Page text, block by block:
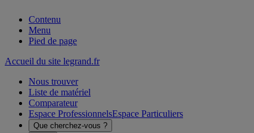
Contenu
Menu
Pied de page
Accueil du site legrand.fr
Nous trouver
Liste de matériel
Comparateur
Espace ProfessionnelsEspace Particuliers
Que cherchez-vous ?